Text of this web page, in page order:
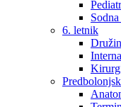
6. letnik